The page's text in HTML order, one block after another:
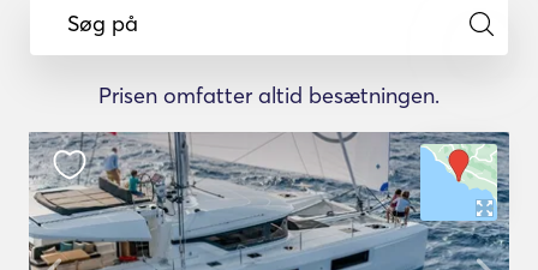
Søg på
Prisen omfatter altid besætningen.